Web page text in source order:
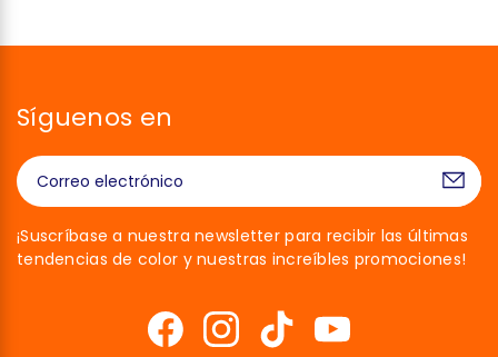
Síguenos en
¡Suscríbase a nuestra newsletter para recibir las últimas
tendencias de color y nuestras increíbles promociones!